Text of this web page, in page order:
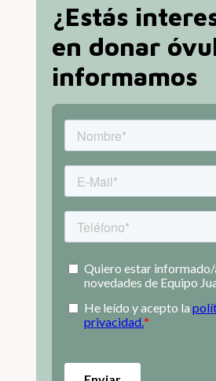
¿Estás
en donar
informamos